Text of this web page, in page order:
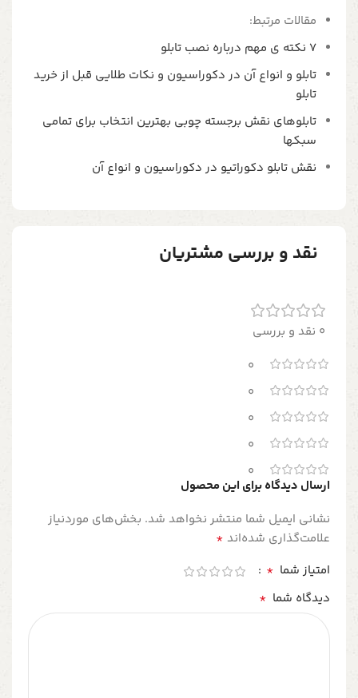
مقالات مرتبط:
7 نکته ی مهم درباره نصب تابلو
تابلو و انواع آن در دکوراسیون و نکات طلایی قبل از خرید
تابلو
تابلوهای نقش برجسته چوبی بهترین انتخاب برای تمامی
سبکها
نقش تابلو دکوراتیو در دکوراسیون و انواع آن
نقد و بررسی مشتریان
0 نقد و بررسی
0
0
0
0
0
ارسال دیدگاه برای این محصول
نشانی ایمیل شما منتشر نخواهد شد. بخش‌های موردنیاز
علامت‌گذاری شده‌اند *
امتیاز شما *
دیدگاه شما *